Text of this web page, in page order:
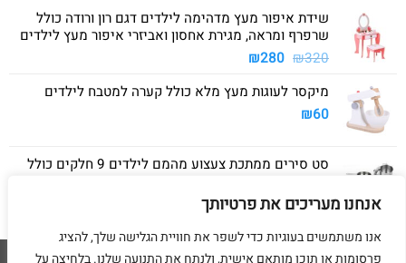
אנחנו מעריכים את פרטיותך
אנו משתמשים בעוגיות כדי לשפר את חוויית הגלישה שלך, להציג
פרסומות או תוכן מותאם אישית, ולנתח את התנועה שלנו. בלחיצה על
שידת איפור מעץ מדהימה לילדים דגם רון ורודה כולל
שרפרף ומראה, מגירת אחסון ואביזרי איפור מעץ לילדים
₪320
המחיר
היה:
₪280 המחיר
הוא:
מיקסר לעוגות מעץ מלא כולל קערה למטבח לילדים
₪60
סט סירים ממתכת צעצוע מהמם לילדים 9 חלקים כולל
₪40